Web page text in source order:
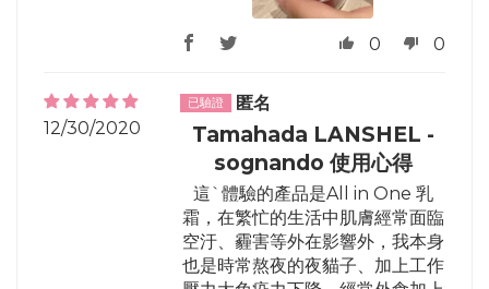
0 0
12/30/2020
匿名
Tamahada LANSHEL -
sognando 使用心得
這ˋ體驗的產品是All in One 乳
霜，在繁忙的生活中肌膚經常面臨
空汙、霾害等外在影響外，我本身
也是時常熬夜的夜貓子、加上工作